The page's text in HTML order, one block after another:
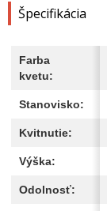
Špecifikácia
Farba
kvetu:
Stanovisko:
Kvitnutie:
Výška:
Odolnosť: